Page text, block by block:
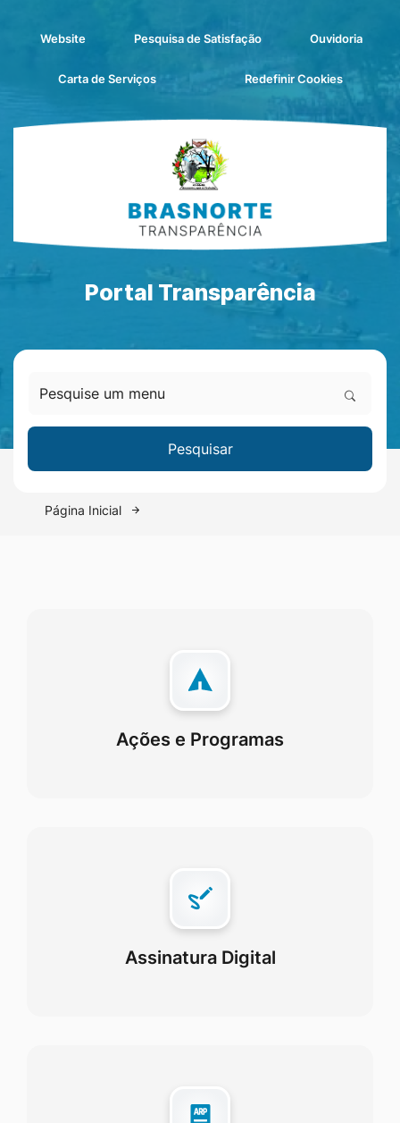
Ir para o menu [alt+2]
Website Pesquisa de Satisfação Ouvidoria
Carta de Serviços Redefinir CookiesAbrir
Portal Transparência
Pesquisar
Página Inicial
Ações e Programas
Assinatura Digital